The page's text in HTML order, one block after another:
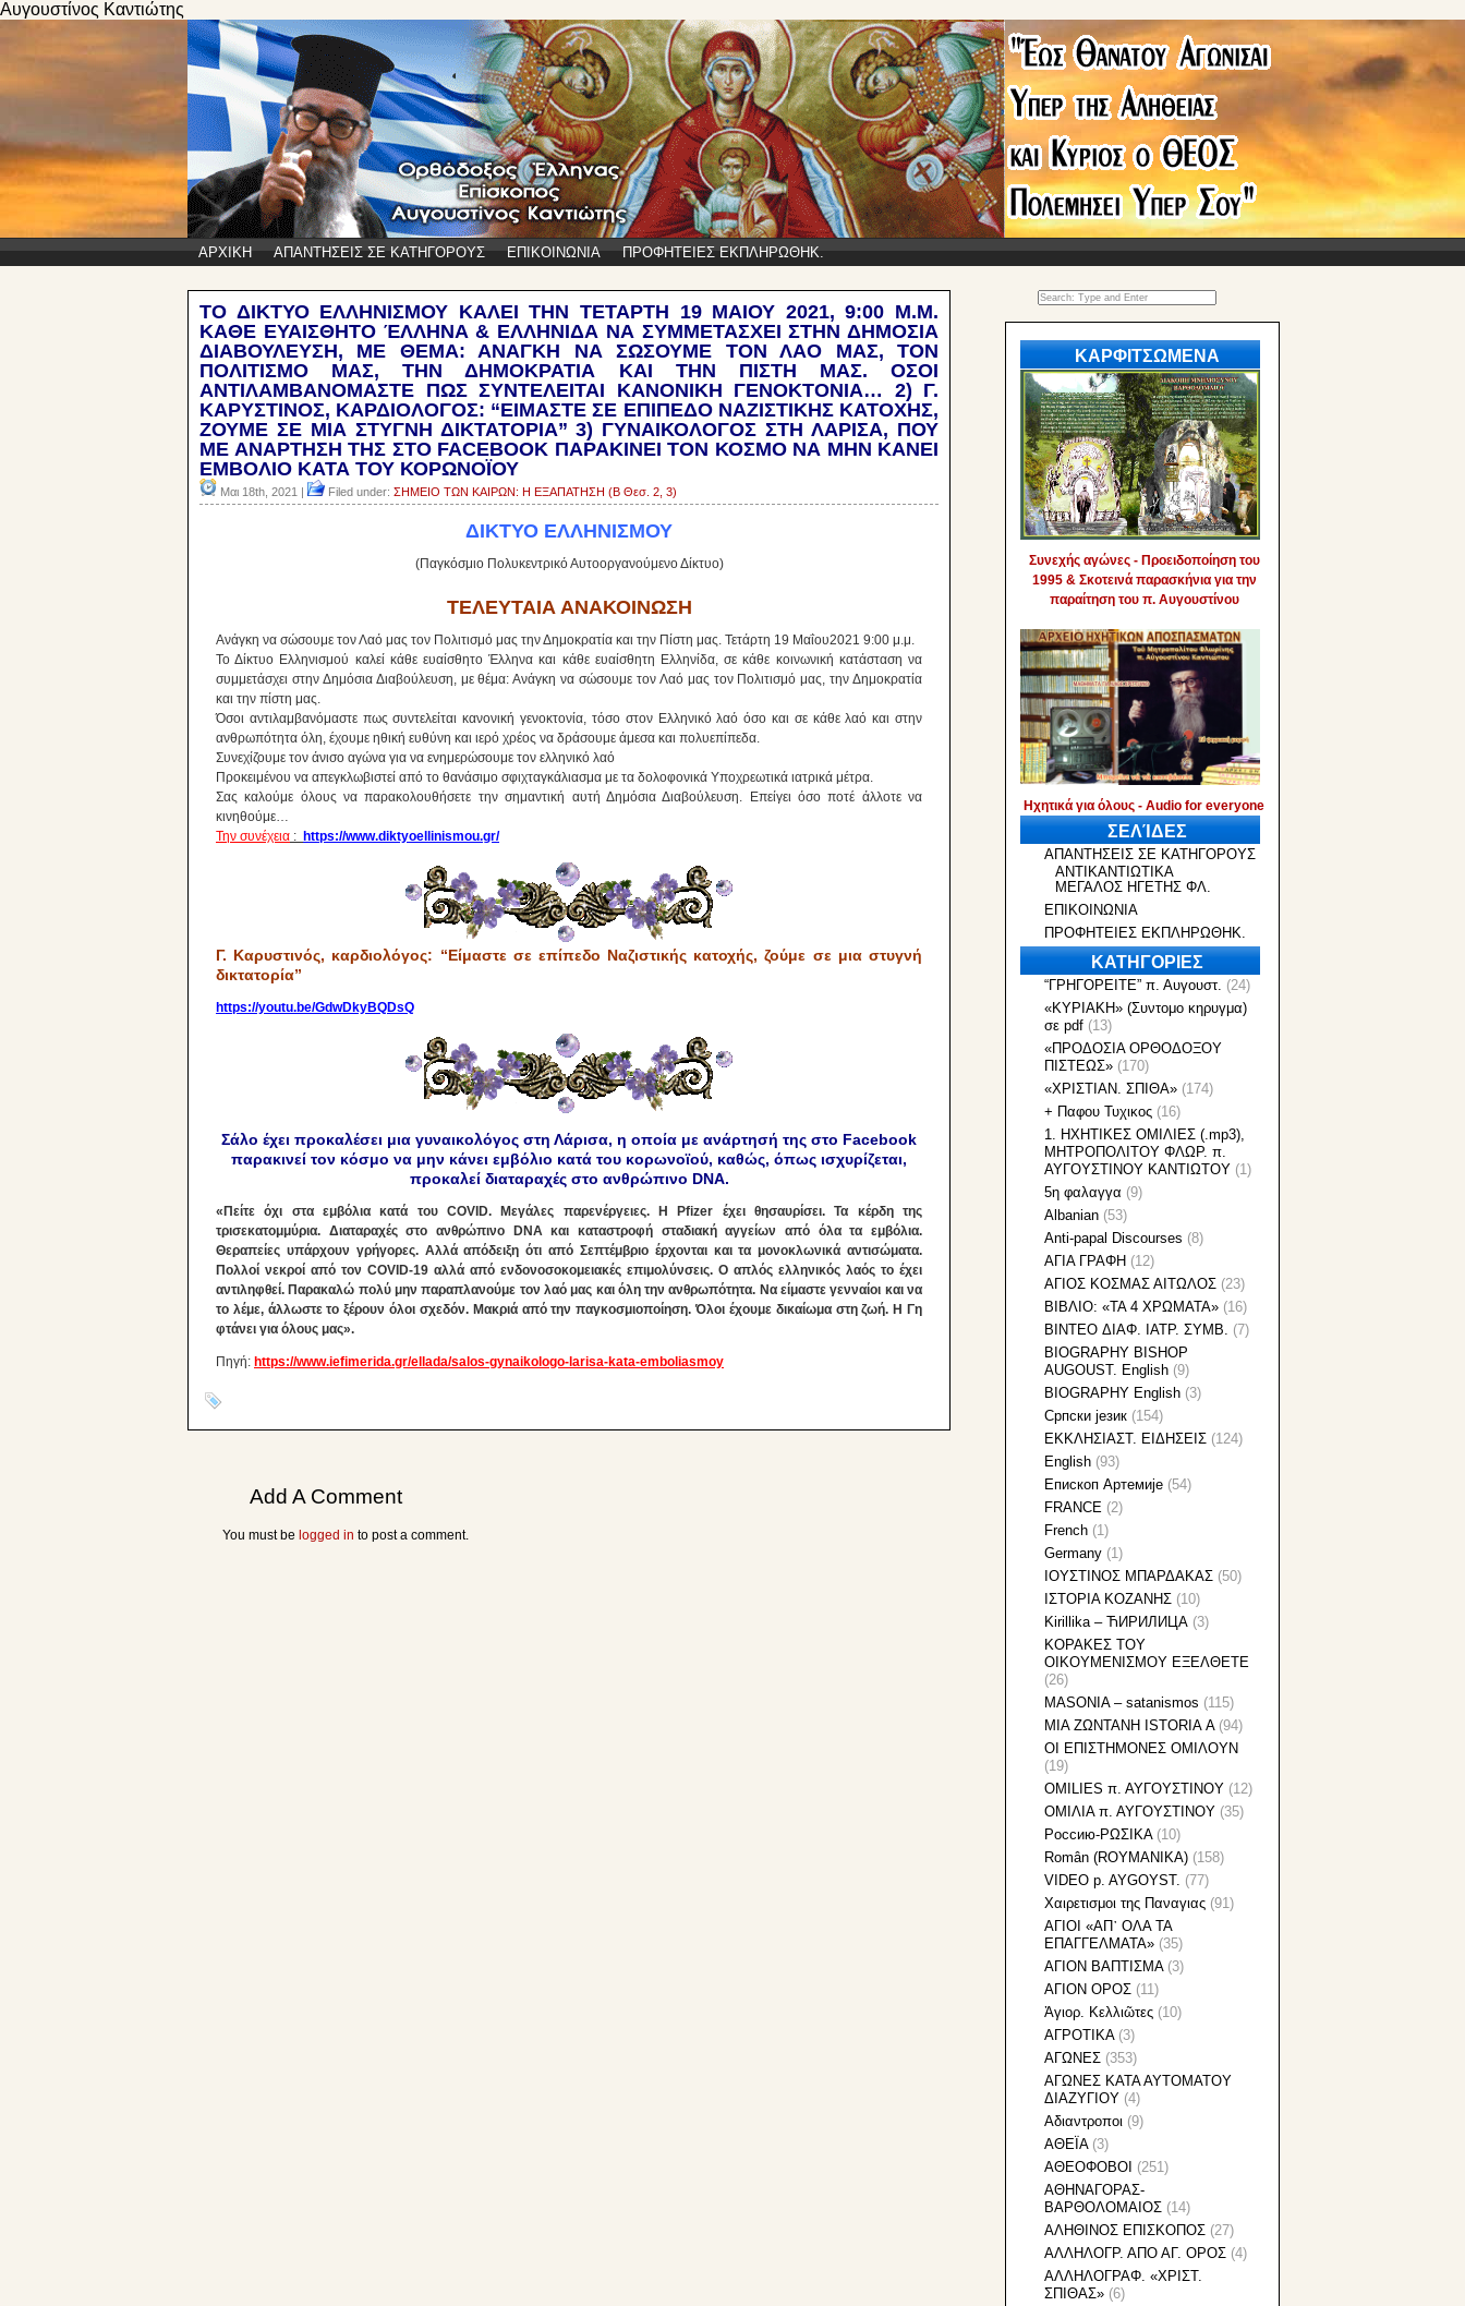
Αυγουστίνος Καντιώτης
ΑΡΧΙΚΗ ΑΠΑΝΤΗΣΕΙΣ ΣΕ ΚΑΤΗΓΟΡΟΥΣ ΕΠΙΚΟΙΝΩΝΙΑ ΠΡΟΦΗΤΕΙΕΣ ΕΚΠΛΗΡΩΘΗΚ.
ΚΑΡΦΙΤΣΩΜΕΝΑ
Συνεχής αγώνες - Προειδοποίηση του
1995 & Σκοτεινά παρασκήνια για την
παραίτηση του π. Αυγουστίνου
Ηχητικά για όλους - Audio for everyone
ΣΕΛΊΔΕΣ
ΑΠΑΝΤΗΣΕΙΣ ΣΕ ΚΑΤΗΓΟΡΟΥΣ
ΑΝΤΙΚΑΝΤΙΩΤΙΚΑ
ΜΕΓΑΛΟΣ ΗΓΕΤΗΣ ΦΛ.
ΕΠΙΚΟΙΝΩΝΙΑ
ΠΡΟΦΗΤΕΙΕΣ ΕΚΠΛΗΡΩΘΗΚ.
ΚΑΤΗΓΟΡΙΕΣ
“ΓΡΗΓΟΡΕΙΤΕ” π. Αυγουστ. (24)
«KΥΡΙΑΚΗ» (Συντομο κηρυγμα)
σε pdf (13)
«ΠΡΟΔΟΣΙΑ ΟΡΘΟΔΟΞΟΥ
ΠΙΣΤΕΩΣ» (170)
«ΧΡΙΣΤΙΑΝ. ΣΠΙΘΑ» (174)
+ Παφου Τυχικος (16)
1. HXHTIKEΣ ΟΜΙΛΙΕΣ (.mp3),
ΜΗΤΡΟΠΟΛΙΤΟΥ ΦΛΩΡ. π.
ΑΥΓΟΥΣΤΙΝΟΥ ΚΑΝΤΙΩΤΟΥ (1)
5η φαλαγγα (9)
Albanian (53)
Anti-papal Discourses (8)
AΓΙΑ ΓΡΑΦΗ (12)
AΓΙΟΣ ΚΟΣΜΑΣ ΑΙΤΩΛΟΣ (23)
BIBΛΙΟ: «ΤΑ 4 ΧΡΩΜΑΤΑ» (16)
BINTEO ΔΙΑΦ. ΙΑΤΡ. ΣΥΜΒ.
(7)
BIOGRAPHY BISHOP
AUGOUST. English (9)
BIOGRAPHY English (3)
Cрпски језик (154)
EKKΛΗΣΙΑΣΤ. ΕΙΔΗΣΕΙΣ (124)
English (93)
Eпископ Артемије (54)
FRANCE (2)
French (1)
Germany (1)
IOYΣΤΙΝΟΣ ΜΠΑΡΔΑΚΑΣ (50)
IΣTOPIA KOZANHΣ (10)
Kirillika – ЋИРИЛИЦА (3)
KOΡΑΚΕΣ ΤΟΥ
ΟΙΚΟΥΜΕΝΙΣΜΟΥ ΕΞΕΛΘΕΤΕ
(26)
MASONIA – satanismos (115)
MIA ZΩNTANH ISTORIA Α(94)
OI EΠIΣTHMONEΣ OMIΛOYN
(19)
OMILIES π. ΑΥΓΟΥΣΤΙΝΟΥ (12)
OMIΛΙΑ π. ΑΥΓΟΥΣΤΙΝΟΥ (35)
Pоссию-ΡΩΣΙΚΑ(10)
Român (ROYMANIKA) (158)
VIDEO p. AYGOYST. (77)
Xαιρετισμοι της Παναγιας (91)
ΑΓΙΟΙ «ΑΠ᾽ ΟΛΑ ΤΑ
ΕΠΑΓΓΕΛΜΑΤΑ» (35)
ΑΓΙΟΝ ΒΑΠΤΙΣΜΑ(3)
ΑΓΙΟΝ ΟΡΟΣ (11)
Ἁγιορ. Κελλιῶτες (10)
ΑΓΡΟΤΙΚΑ(3)
ΑΓΩΝΕΣ (353)
ΑΓΩΝΕΣ ΚΑΤΑ ΑΥΤΟΜΑΤΟΥ
ΔΙΑΖΥΓΙΟΥ (4)
Αδιαντροποι (9)
ΑΘΕΪΑ(3)
ΑΘΕΟΦΟΒΟΙ (251)
ΑΘΗΝΑΓΟΡΑΣ-
ΒΑΡΘΟΛΟΜΑΙΟΣ (14)
ΑΛΗΘΙΝΟΣ ΕΠΙΣΚΟΠΟΣ (27)
ΑΛΛΗΛΟΓΡ. ΑΠΟ ΑΓ. ΟΡΟΣ (4)
ΑΛΛΗΛΟΓΡΑΦ. «ΧΡΙΣΤ.
ΣΠΙΘΑΣ» (6)
ΤΟ ΔΙΚΤΥΟ ΕΛΛΗΝΙΣΜΟΥ ΚΑΛΕΙ ΤΗΝ ΤΕΤΑΡΤΗ 19 ΜΑΙΟΥ 2021, 9:00 Μ.Μ.
ΚΑΘΕ ΕΥΑΙΣΘΗΤΟ ΈΛΛΗΝΑ & ΕΛΛΗΝΙΔΑ ΝΑ ΣΥΜΜΕΤΑΣΧΕΙ ΣΤΗΝ ΔΗΜΟΣΙΑ
ΔΙΑΒΟΥΛΕΥΣΗ, ΜΕ ΘΕΜΑ: ΑΝΑΓΚΗ ΝΑ ΣΩΣΟΥΜΕ ΤΟΝ ΛΑΟ ΜΑΣ, ΤΟΝ
ΠΟΛΙΤΙΣΜΟ ΜΑΣ, ΤΗΝ ΔΗΜΟΚΡΑΤΙΑ ΚΑΙ ΤΗΝ ΠΙΣΤΗ ΜΑΣ. ΟΣΟΙ
ΑΝΤΙΛΑΜΒΑΝΟΜΑΣΤΕ ΠΩΣ ΣΥΝΤΕΛΕΙΤΑΙ ΚΑΝΟΝΙΚΗ ΓΕΝΟΚΤΟΝΙΑ… 2) Γ.
ΚΑΡΥΣΤΙΝΟΣ, ΚΑΡΔΙΟΛΟΓΟΣ: “ΕΙΜΑΣΤΕ ΣΕ ΕΠΙΠΕΔΟ ΝΑΖΙΣΤΙΚΗΣ ΚΑΤΟΧΗΣ,
ΖΟΥΜΕ ΣΕ ΜΙΑ ΣΤΥΓΝΗ ΔΙΚΤΑΤΟΡΙΑ” 3) ΓΥΝΑΙΚΟΛΟΓΟΣ ΣΤΗ ΛΑΡΙΣΑ, ΠΟΥ
ΜΕ ΑΝΑΡΤΗΣΗ ΤΗΣ ΣΤΟ FACEBOOK ΠΑΡΑΚΙΝΕΙ ΤΟΝ ΚΟΣΜΟ ΝΑ ΜΗΝ ΚΑΝΕΙ
ΕΜΒΟΛΙΟ ΚΑΤΑ ΤΟΥ ΚΟΡΩΝΟΪΟΥ
Μαι 18th, 2021 | Filed under: ΣΗΜΕΙΟ ΤΩΝ ΚΑΙΡΩΝ: Η ΕΞΑΠΑΤΗΣΗ (Β Θεσ. 2, 3)
ΔΙΚΤΥΟ ΕΛΛΗΝΙΣΜΟΥ
(Παγκόσμιο Πολυκεντρικό Αυτοοργανούμενο Δίκτυο)
ΤΕΛΕΥΤΑΙΑ ΑΝΑΚΟΙΝΩΣΗ
Ανάγκη να σώσουμε τον Λαό μας τον Πολιτισμό μας την Δημοκρατία και την Πίστη μας. Τετάρτη 19 Μαΐου2021 9:00 μ.μ.
Το Δίκτυο Ελληνισμού καλεί κάθε ευαίσθητο Έλληνα και κάθε ευαίσθητη Ελληνίδα, σε κάθε κοινωνική κατάσταση να
συμμετάσχει στην Δημόσια Διαβούλευση, με θέμα: Ανάγκη να σώσουμε τον Λαό μας τον Πολιτισμό μας, την Δημοκρατία
και την πίστη μας.
Όσοι αντιλαμβανόμαστε πως συντελείται κανονική γενοκτονία, τόσο στον Ελληνικό λαό όσο και σε κάθε λαό και στην
ανθρωπότητα όλη, έχουμε ηθική ευθύνη και ιερό χρέος να δράσουμε άμεσα και πολυεπίπεδα.
Συνεχίζουμε τον άνισο αγώνα για να ενημερώσουμε τον ελληνικό λαό
Προκειμένου να απεγκλωβιστεί από το θανάσιμο σφιχταγκάλιασμα με τα δολοφονικά Υποχρεωτικά ιατρικά μέτρα.
Σας καλούμε όλους να παρακολουθήσετε την σημαντική αυτή Δημόσια Διαβούλευση. Επείγει όσο ποτέ άλλοτε να
κινηθούμε…
Την συνέχεια : https://www.diktyoellinismou.gr/
Γ. Καρυστινός, καρδιολόγος: “Είμαστε σε επίπεδο Ναζιστικής κατοχής, ζούμε σε μια στυγνή
δικτατορία”
https://youtu.be/GdwDkyBQDsQ
Σάλο έχει προκαλέσει μια γυναικολόγος στη Λάρισα, η οποία με ανάρτησή της στο Facebook
παρακινεί τον κόσμο να μην κάνει εμβόλιο κατά του κορωνοϊού, καθώς, όπως ισχυρίζεται,
προκαλεί διαταραχές στο ανθρώπινο DNA.
«Πείτε όχι στα εμβόλια κατά του COVID. Μεγάλες παρενέργειες. Η Pfizer έχει θησαυρίσει. Τα κέρδη της
τρισεκατομμύρια. Διαταραχές στο ανθρώπινο DNA και καταστροφή σταδιακή αγγείων από όλα τα εμβόλια.
Θεραπείες υπάρχουν γρήγορες. Αλλά απόδειξη ότι από Σεπτέμβριο έρχονται και τα μονοκλωνικά αντισώματα.
Πολλοί νεκροί από τον COVID-19 αλλά από ενδονοσοκομειακές επιμολύνσεις. Ο απλός ελληνικός λαός το έχει
αντιληφθεί. Παρακαλώ πολύ μην παραπλανούμε τον λαό μας και όλη την ανθρωπότητα. Να είμαστε γενναίοι και να
το λέμε, άλλωστε το ξέρουν όλοι σχεδόν. Μακριά από την παγκοσμιοποίηση. Όλοι έχουμε δικαίωμα στη ζωή. Η Γη
φτάνει για όλους μας».
Πηγή: https://www.iefimerida.gr/ellada/salos-gynaikologo-larisa-kata-emboliasmoy
Add A Comment
You must be logged in to post a comment.